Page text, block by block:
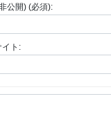
公開) (必須):
イト: